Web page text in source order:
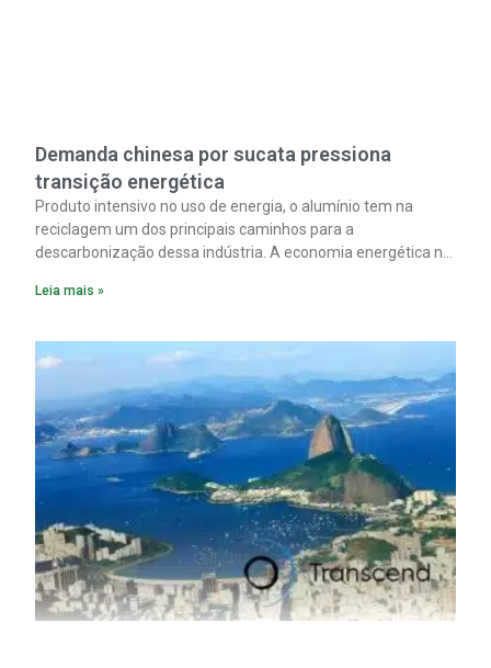
Demanda chinesa por sucata pressiona
transição energética
Produto intensivo no uso de energia, o alumínio tem na
reciclagem um dos principais caminhos para a
descarbonização dessa indústria. A economia energética na
material. A produção de um alumínio mais limpo, no entanto,
insumo, a sucata, devido, sobretudo, ao interesse chinês
pela matéria-prima.
Leia mais »